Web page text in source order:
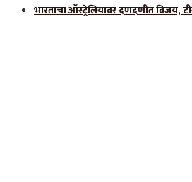
भारताचा ऑस्ट्रेलियावर दणदणीत विजय,